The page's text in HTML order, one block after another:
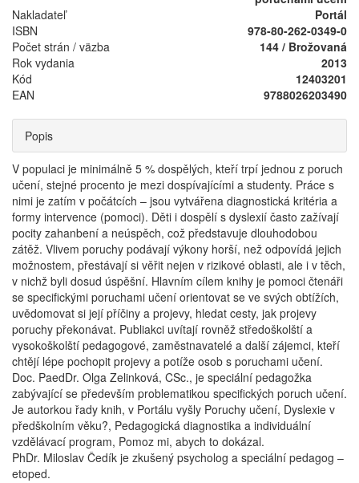
Nakladateľ
Portál
ISBN
978-80-262-0349-0
Počet strán / väzba
144 / Brožovaná
Rok vydania
2013
Kód
12403201
EAN
9788026203490
Popis
V populaci je minimálně 5 % dospělých, kteří trpí jednou z poruch
učení, stejné procento je mezi dospívajícími a studenty. Práce s
nimi je zatím v počátcích – jsou vytvářena diagnostická kritéria a
formy intervence (pomoci). Děti i dospělí s dyslexií často zažívají
pocity zahanbení a neúspěch, což představuje dlouhodobou
zátěž. Vlivem poruchy podávají výkony horší, než odpovídá jejich
možnostem, přestávají si věřit nejen v rizikové oblasti, ale i v těch,
v nichž byli dosud úspěšní. Hlavním cílem knihy je pomoci čtenáři
se specifickými poruchami učení orientovat se ve svých obtížích,
uvědomovat si její příčiny a projevy, hledat cesty, jak projevy
poruchy překonávat. Publiakci uvítají rovněž středoškolští a
vysokoškolští pedagogové, zaměstnavatelé a další zájemci, kteří
chtějí lépe pochopit projevy a potíže osob s poruchami učení.
Doc. PaedDr. Olga Zelinková, CSc., je speciální pedagožka
zabývající se především problematikou specifických poruch učení.
Je autorkou řady knih, v Portálu vyšly Poruchy učení, Dyslexie v
předškolním věku?, Pedagogická diagnostika a individuální
vzdělávací program, Pomoz mi, abych to dokázal.
PhDr. Miloslav Čedík je zkušený psycholog a speciální pedagog –
etoped.